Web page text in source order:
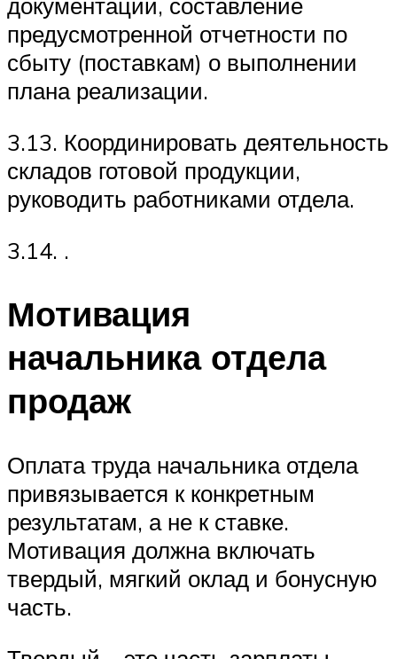
документации, составление
предусмотренной отчетности по
сбыту (поставкам) о выполнении
плана реализации.
3.13. Координировать деятельность
складов готовой продукции,
руководить работниками отдела.
3.14. .
Мотивация
начальника отдела
продаж
Оплата труда начальника отдела
привязывается к конкретным
результатам, а не к ставке.
Мотивация должна включать
твердый, мягкий оклад и бонусную
часть.